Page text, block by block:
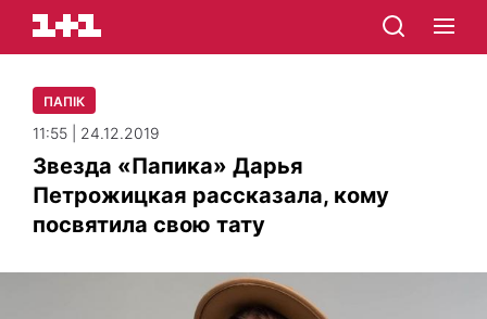
ПАПІК
11:55 | 24.12.2019
Звезда «Папика» Дарья
Петрожицкая рассказала, кому
посвятила свою тату